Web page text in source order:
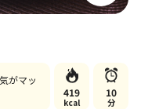
がマッ
419
kcal
10
分